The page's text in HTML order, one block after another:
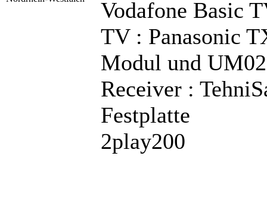
Vodafone Basic
TV : Panasonic
Modul und
Receiver :
Festplatte
2play200